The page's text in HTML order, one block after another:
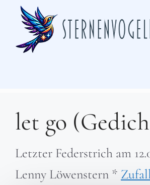
Zum
Inhalt
springen
let go
Letzter Federstrich am
Lenny Löwenstern *